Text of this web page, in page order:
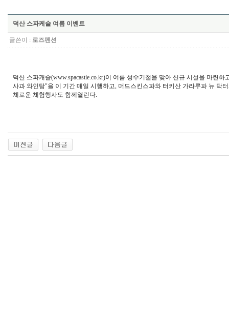
덕산 스파케슬 여름 이벤트
글쓴이 : 로즈펜션
덕산 스파캐슬(www.spacastle.co.kr)이 여름 성수기철을 맞아 신규 시설을 마련
사과 와인탕"을 이 기간 매일 시행하고, 머드스킨스파와 터키산 가라루파 뉴 닥
체로운 체험행사도 함께열린다.